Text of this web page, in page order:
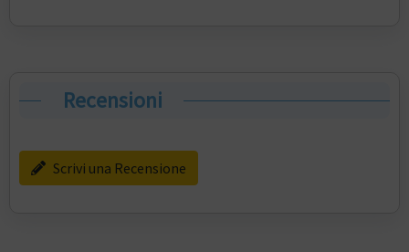
Recensioni
Scrivi una Recensione